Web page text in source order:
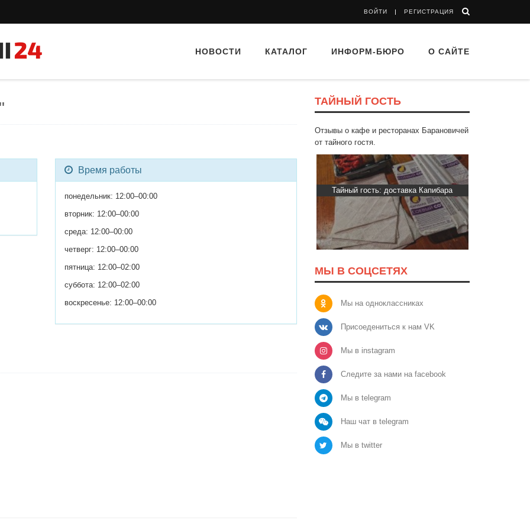
ВОЙТИ РЕГИСТРАЦИЯ
НОВОСТИ КАТАЛОГ ИНФОРМ-БЮРО О САЙТЕ
Время работы
понедельник: 12:00–00:00
вторник: 12:00–00:00
среда: 12:00–00:00
четверг: 12:00–00:00
пятница: 12:00–02:00
суббота: 12:00–02:00
воскресенье: 12:00–00:00
ТАЙНЫЙ ГОСТЬ
Отзывы о кафе и ресторанах Барановичей
от тайного гостя.
Тайный гость: доставка Капибара
МЫ В СОЦСЕТЯХ
Мы на одноклассниках
Присоедениться к нам VK
Мы в instagram
Следите за нами на facebook
Мы в telegram
Наш чат в telegram
Мы в twitter